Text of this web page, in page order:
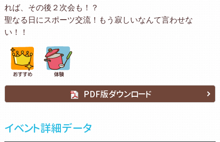
れば、その後２次会も！？
聖なる日にスポーツ交流！もう寂しいなんて言わせな
い！！
PDF版ダウンロード
イベント詳細データ